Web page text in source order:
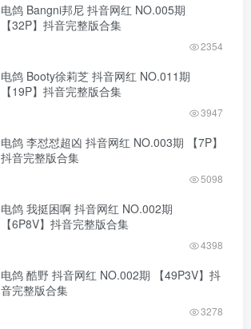
电鸽 Bangni邦尼 抖音网红 NO.005期
【32P】抖音完整版合集
2354
电鸽 Booty徐莉芝 抖音网红 NO.011期
【19P】抖音完整版合集
3947
电鸽 李怼怼超凶 抖音网红 NO.003期 【7P】
抖音完整版合集
5098
电鸽 我挺困啊 抖音网红 NO.002期
【6P8V】抖音完整版合集
4398
电鸽 酷野 抖音网红 NO.002期 【49P3V】抖
音完整版合集
3278